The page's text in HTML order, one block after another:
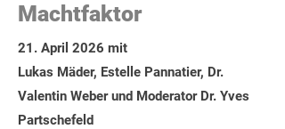
Machtfaktor
21. April 2026 mit
Lukas Mäder, Estelle Pannatier, Dr.
Valentin Weber und Moderator Dr. Yves
Partschefeld